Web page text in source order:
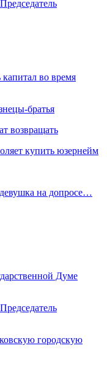
во время
братья
возвращать
купить юзернейм
на допросе…
Думе
городскую